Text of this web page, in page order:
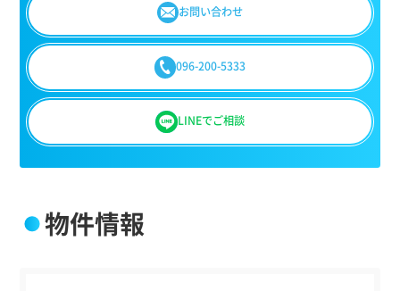
お問い合わせ
096-200-5333
LINEでご相談
物件情報